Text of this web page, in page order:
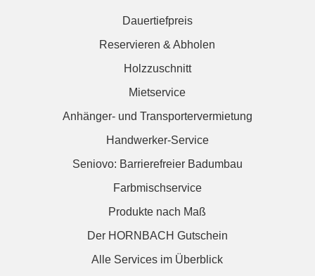
Dauertiefpreis
Reservieren & Abholen
Holzzuschnitt
Mietservice
Anhänger- und Transportervermietung
Handwerker-Service
Seniovo: Barrierefreier Badumbau
Farbmischservice
Produkte nach Maß
Der HORNBACH Gutschein
Alle Services im Überblick